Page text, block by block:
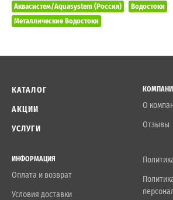
Аквасистем/Aquasystem (Россия)
Водостоки
Металлические Водостоки
КАТАЛОГ
АКЦИИ
УСЛУГИ
О
Отзывы
ИНФОРМАЦИЯ
Оплата и возврат
Условия доставки